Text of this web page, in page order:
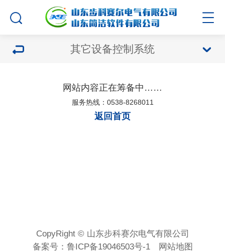
其它设备控制系统
网站内容正在筹备中……
服务热线：0538-8268011
返回首页
CopyRight © 山东步科赛尔电气有限公司
备案号： 鲁ICP备19046503号-1
网站地图